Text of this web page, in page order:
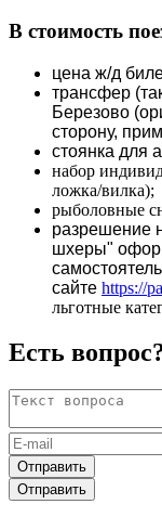
В стоимость
цена ж/д
трансфер
Березово
сторону,
стоянка для
набор
ложка/вилка);
рыболовные
разрешение
шхеры"
сайте https://
льготные
Есть
Отправить
Отправить